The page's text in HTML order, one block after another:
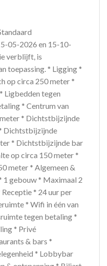
05-2026 en 15-10-
verblijft, is
toepassing. * Ligging *
op circa 250 meter *
Ligbedden tegen
* Centrum van
* Dichtstbijzijnde
Dichtstbijzijnde
* Dichtstbijzijnde bar
op circa 150 meter *
meter * Algemeen &
gebouw * Maximaal 2
* 24 uur per
* Wifi in één van
tegen betaling *
* Privé
& bars *
* Lobbybar